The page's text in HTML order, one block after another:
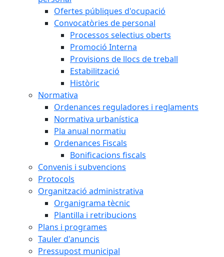
Ofertes públiques d'ocupació
Convocatòries de personal
Processos selectius oberts
Promoció Interna
Provisions de llocs de treball
Estabilització
Històric
Normativa
Ordenances reguladores i reglaments
Normativa urbanística
Pla anual normatiu
Ordenances Fiscals
Bonificacions fiscals
Convenis i subvencions
Protocols
Organització administrativa
Organigrama tècnic
Plantilla i retribucions
Plans i programes
Tauler d'anuncis
Pressupost municipal